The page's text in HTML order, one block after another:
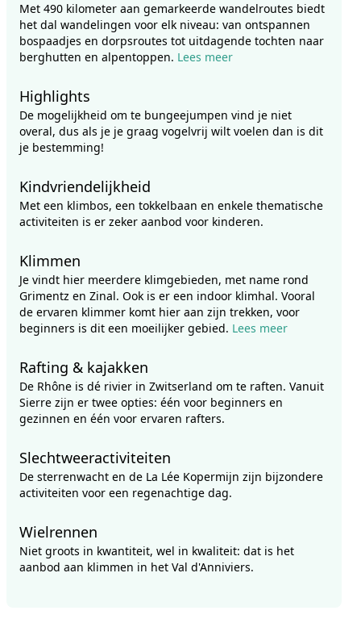
Met 490 kilometer aan gemarkeerde wandelroutes biedt
het dal wandelingen voor elk niveau: van ontspannen
bospaadjes en dorpsroutes tot uitdagende tochten naar
berghutten en alpentoppen. Lees meer
Highlights
De mogelijkheid om te bungeejumpen vind je niet
overal, dus als je je graag vogelvrij wilt voelen dan is dit
je bestemming!
Kindvriendelijkheid
Met een klimbos, een tokkelbaan en enkele thematische
activiteiten is er zeker aanbod voor kinderen.
Klimmen
Je vindt hier meerdere klimgebieden, met name rond
Grimentz en Zinal. Ook is er een indoor klimhal. Vooral
de ervaren klimmer komt hier aan zijn trekken, voor
beginners is dit een moeilijker gebied. Lees meer
Rafting & kajakken
De Rhône is dé rivier in Zwitserland om te raften. Vanuit
Sierre zijn er twee opties: één voor beginners en
gezinnen en één voor ervaren rafters.
Slechtweeractiviteiten
De sterrenwacht en de La Lée Kopermijn zijn bijzondere
activiteiten voor een regenachtige dag.
Wielrennen
Niet groots in kwantiteit, wel in kwaliteit: dat is het
aanbod aan klimmen in het Val d'Anniviers.